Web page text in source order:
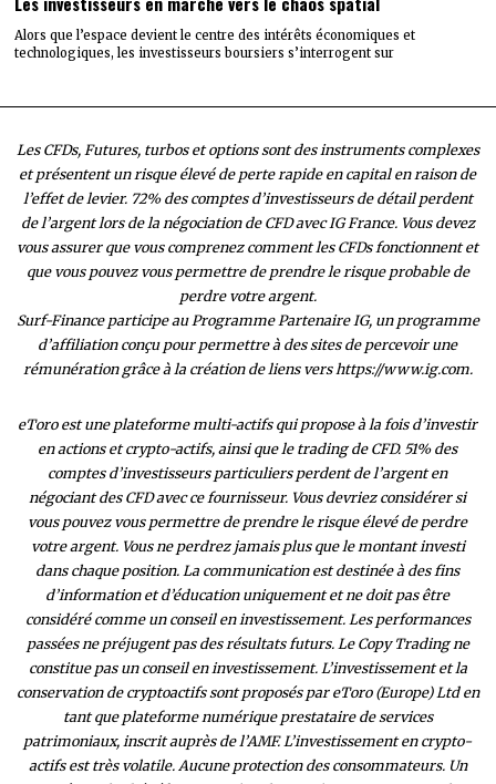
Alors que l’espace devient le centre des intérêts économiques et
technologiques, les investisseurs boursiers s’interrogent sur
Les CFDs, Futures, turbos et options sont des instruments complexes
et présentent un risque élevé de perte rapide en capital en raison de
l’effet de levier. 72% des comptes d’investisseurs de détail perdent
de l’argent lors de la négociation de CFD avec IG France. Vous devez
vous assurer que vous comprenez comment les CFDs fonctionnent et
que vous pouvez vous permettre de prendre le risque probable de
perdre votre argent.
Surf-Finance participe au Programme Partenaire IG, un programme
d’affiliation conçu pour permettre à des sites de percevoir une
rémunération grâce à la création de liens vers https://www.ig.com.
eToro est une plateforme multi-actifs qui propose à la fois d’investir
en actions et crypto-actifs, ainsi que le trading de CFD. 51% des
comptes d’investisseurs particuliers perdent de l’argent en
négociant des CFD avec ce fournisseur. Vous devriez considérer si
vous pouvez vous permettre de prendre le risque élevé de perdre
votre argent. Vous ne perdrez jamais plus que le montant investi
dans chaque position. La communication est destinée à des fins
d’information et d’éducation uniquement et ne doit pas être
considéré comme un conseil en investissement. Les performances
passées ne préjugent pas des résultats futurs. Le Copy Trading ne
constitue pas un conseil en investissement. L’investissement et la
conservation de cryptoactifs sont proposés par eToro (Europe) Ltd en
tant que plateforme numérique prestataire de services
patrimoniaux, inscrit auprès de l’AMF. L’investissement en crypto-
actifs est très volatile. Aucune protection des consommateurs. Un